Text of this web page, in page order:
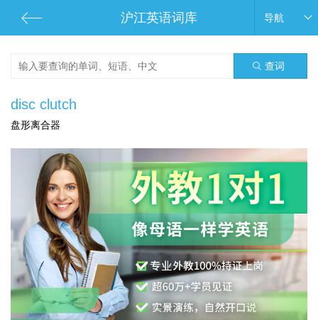
沪江英语词库 导航
查词
disc clutch
盘形离合器